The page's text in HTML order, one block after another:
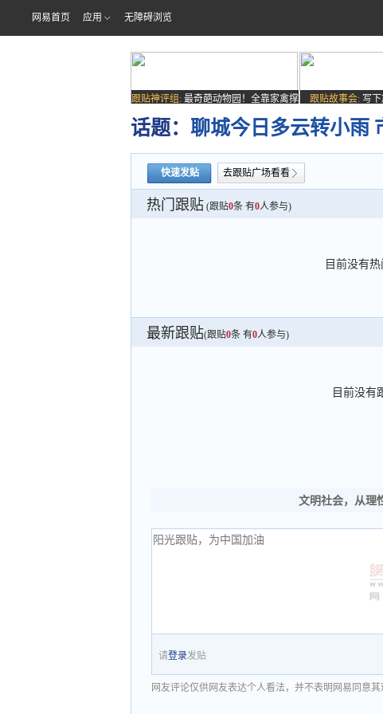
网易首页 应用 无障碍浏览
跟贴神评组: 最奇葩动物园！全靠家禽撑
场子
跟贴故事会: 写
话题： 聊城今日多云转小雨
快速发贴 去跟贴广场看看
热门跟贴 (跟贴0条 有0人参与)
目前没有
最新跟贴(跟贴0条 有0人参与)
目前没有
文明社会，从理
请登录发贴
网友评论仅供网友表达个人看法，并不表明网易同意